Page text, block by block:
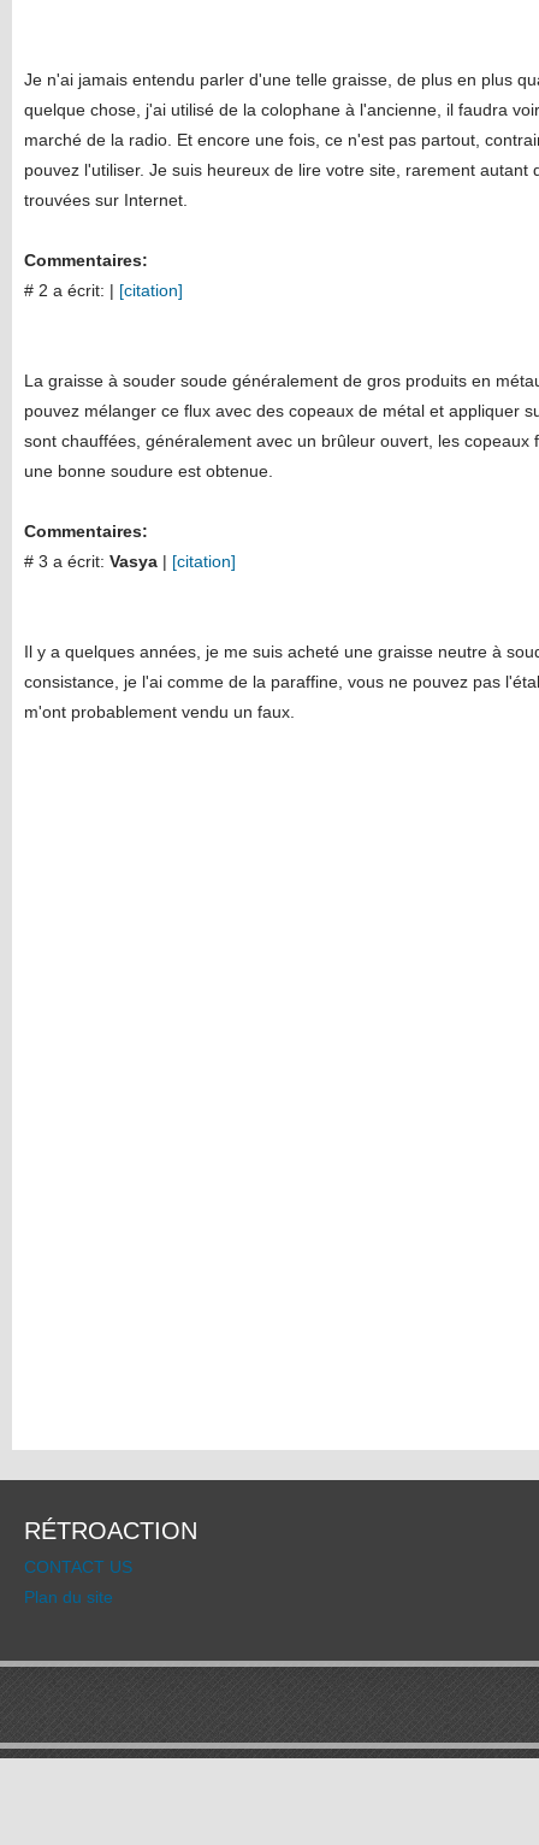
Je n'ai jamais entendu parler d'une telle graisse, de plus en plus
quelque chose, j'ai utilisé de la colophane à l'ancienne, il faudra
marché de la radio. Et encore une fois, ce n'est pas partout,
pouvez l'utiliser. Je suis heureux de lire votre site, rarement autant
trouvées sur Internet.
Commentaires:
# 2 a écrit: | [citation]
La graisse à souder soude généralement de gros produits en
pouvez mélanger ce flux avec des copeaux de métal et appliquer
sont chauffées, généralement avec un brûleur ouvert, les copeaux
une bonne soudure est obtenue.
Commentaires:
# 3 a écrit: Vasya | [citation]
Il y a quelques années, je me suis acheté une graisse neutre à
consistance, je l'ai comme de la paraffine, vous ne pouvez pas
m'ont probablement vendu un faux.
RÉTROACTION
CONTACT US
Plan du site